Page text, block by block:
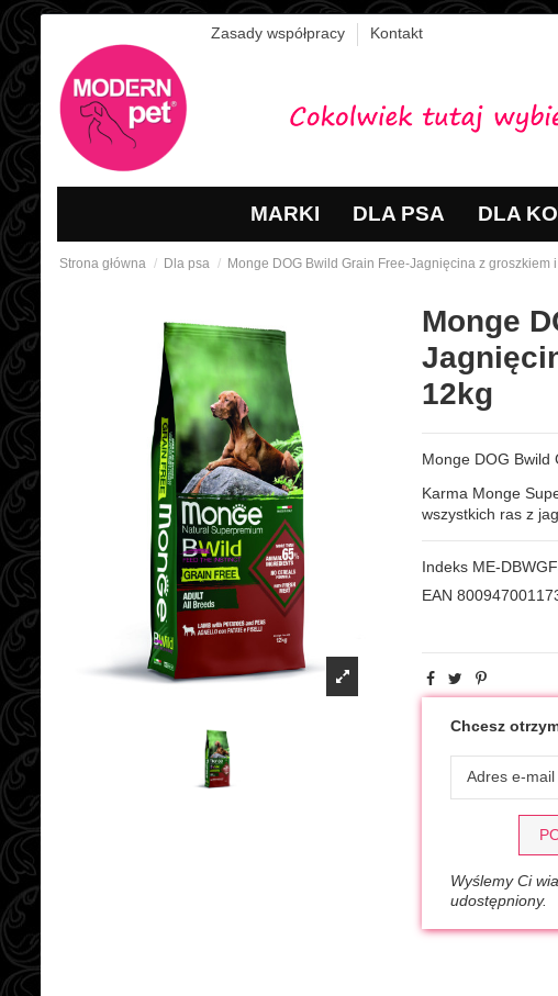
Zasady współpracy Kontakt
MARKI DLA PSA DLA
Strona główna Dla psa Monge DOG Bwild Grain Free-Jagnięcina z groszkiem
Monge
12kg
Monge DOG Bwild
Karma Monge
wszystkich ras z
Indeks ME-
EAN
Chcesz
Wyślemy Ci
udostępniony.